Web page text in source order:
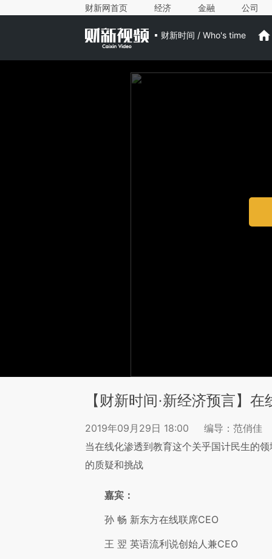
财新网首页 经济 金融 公司
财新时间 / Who's time
【财新时间·新经济预言】
2019年09月29日 18:00
编导：范俏佳
当在线化渗透到教育这个关乎国计民生的
的质疑和挑战
嘉宾：
孙 畅 新东方在线联席CEO
王 翌 英语流利说创始人兼CEO